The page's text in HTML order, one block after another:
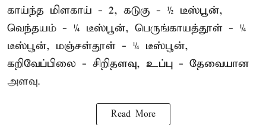
காய்ந்த மிளகாய் - 2, கடுகு - ½ டீஸ்பூன்,
வெந்தயம் - ¼ டீஸ்பூன், பெருங்காயத்தூள் - ¼
டீஸ்பூன், மஞ்சள்தூள் - ¼ டீஸ்பூன்,
கறிவேப்பிலை - சிறிதளவு, உப்பு - தேவையான
அளவு.
Read More